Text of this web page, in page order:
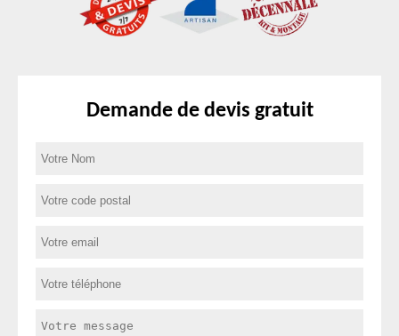
Demande de devis gratuit